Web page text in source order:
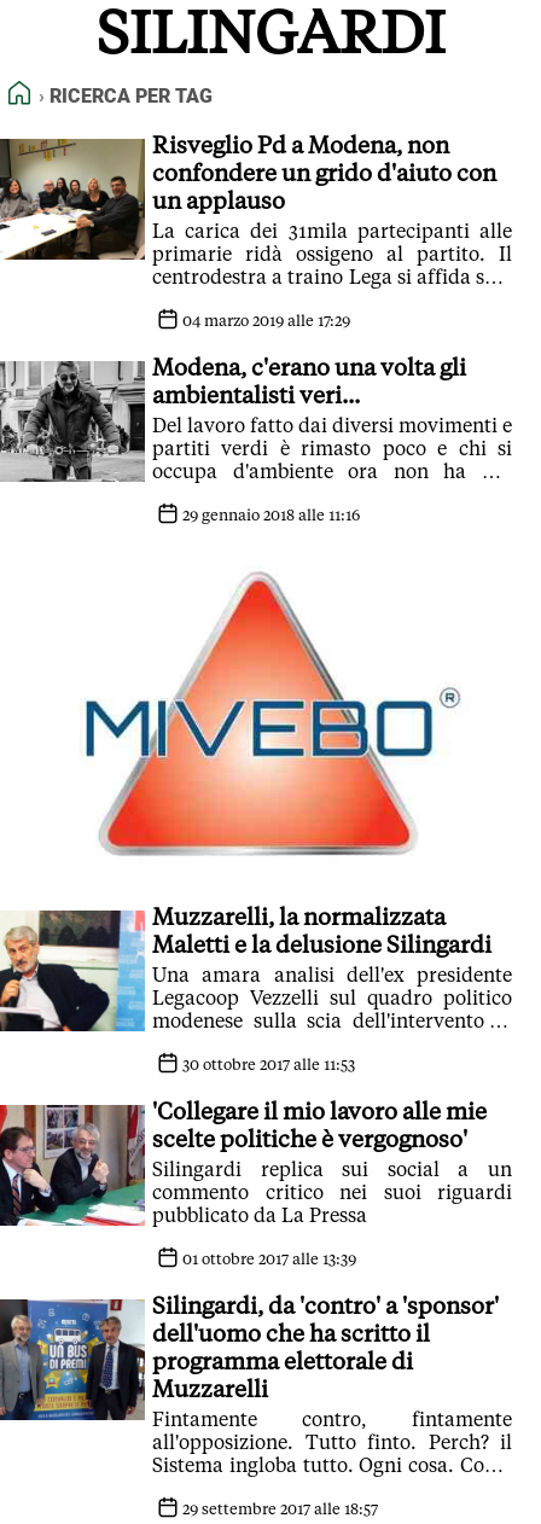
FEED RSS
NORMATIVE DEONTOLOGICHE
TERMINI e CONDIZIONI
SILINGARDI
HOME
RICERCA PER TAG
Risveglio Pd a Modena, non
confondere un grido d'aiuto con
un applauso
La carica dei 31mila partecipanti alle
primarie ridà ossigeno al partito. Il
centrodestra a traino Lega si affida solo
04 marzo 2019 alle 17:29
Modena, c'erano una volta gli
ambientalisti veri...
Del lavoro fatto dai diversi movimenti e
partiti verdi è rimasto poco e chi si
occupa d'ambiente ora non ha più
29 gennaio 2018 alle 11:16
Muzzarelli, la normalizzata
Maletti e la delusione Silingardi
Una amara analisi dell'ex presidente
Legacoop Vezzelli sul quadro politico
modenese sulla scia dell'intervento di
30 ottobre 2017 alle 11:53
'Collegare il mio lavoro alle mie
scelte politiche è vergognoso'
Silingardi replica sui social a un
commento critico nei suoi riguardi
pubblicato da La Pressa
01 ottobre 2017 alle 13:39
Silingardi, da 'contro' a 'sponsor'
dell'uomo che ha scritto il
programma elettorale di
Muzzarelli
Fintamente contro, fintamente
all'opposizione. Tutto finto. Perch? il
Sistema ingloba tutto. Ogni cosa. Come
di Atreju
29 settembre 2017 alle 18:57